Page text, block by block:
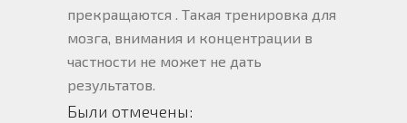
прекращаются . Такая тренировка для
мозга, внимания и концентрации в
частности не может не дать
результатов.
Были отмечены: